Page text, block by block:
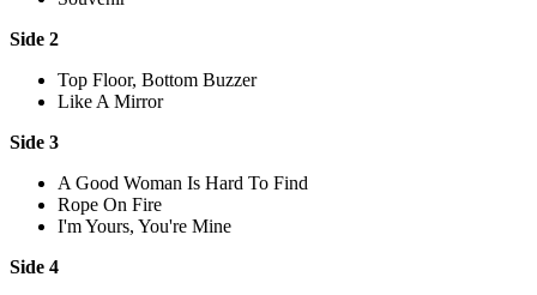
Side 2
Top Floor, Bottom Buzzer
Like A Mirror
Side 3
A Good Woman Is Hard To Find
Rope On Fire
I'm Yours, You're Mine
Side 4